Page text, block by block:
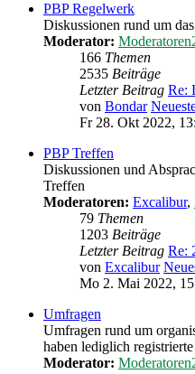
PBP Regelwerk
Diskussionen rund um
Moderator:
166 Themen
2535 Beiträge
Letzter Beitrag Re:
von Bondar
Fr 28. Okt 2022,
PBP Treffen
Diskussionen und
Treffen
Moderatoren: Excalibur,
79 Themen
1203 Beiträge
Letzter Beitrag Re:
von Excalibur
Mo 2. Mai 2022,
Umfragen
Umfragen rund um
haben lediglich
Moderator: